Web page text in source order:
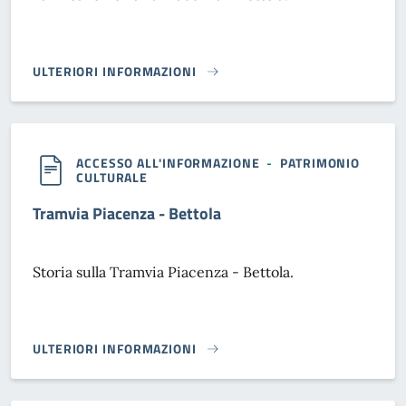
ULTERIORI INFORMAZIONI
LA LINEA FERROVIARIA PIACENZA - BETTOLA}
ACCESSO ALL'INFORMAZIONE - PATRIMONIO
CULTURALE
Tramvia Piacenza - Bettola
Storia sulla Tramvia Piacenza - Bettola.
ULTERIORI INFORMAZIONI
TRAMVIA PIACENZA - BETTOLA}